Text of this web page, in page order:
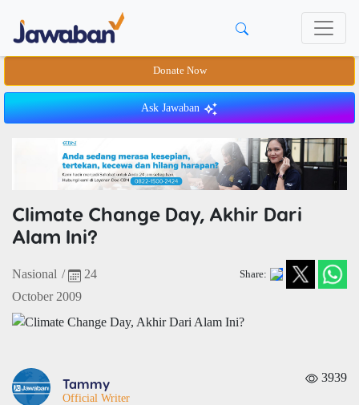
Donate Now
Ask Jawaban
Climate Change Day, Akhir Dari
Alam Ini?
Nasional /
24
October 2009
Share:
Tammy
Official Writer
3939